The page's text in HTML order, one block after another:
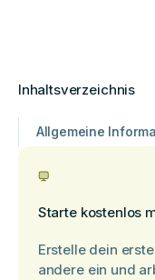
Inhaltsverzeichnis
Allgemeine
Starte kostenlos
Erstelle dein
andere ein und